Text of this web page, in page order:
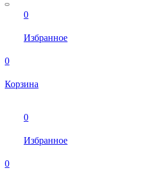
0
Избранное
0
Корзина
0
Избранное
0